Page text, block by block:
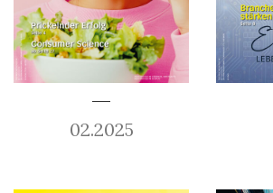
02.2025